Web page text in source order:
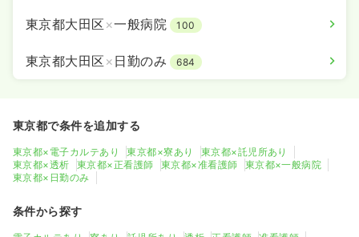
給与 25.1〜41.5万円/月 賞与1.8ヶ月
時間 8:45～17:30 （休憩60分）
日祝休み
年間休日121日 担当業務未経験可
ブランク可
気になる
その他正・准看護師
東京都大田区 ×一般病院 100
東京都大田区 × 日勤のみ 684
東京都で条件を追加する
東京都×電子カルテあり 東京都×寮あり
東京都×託児所あり
東京都×透析
東京都×正看護師 東京都×准看護師
東京都×一般病院
東京都×日勤のみ
条件から探す